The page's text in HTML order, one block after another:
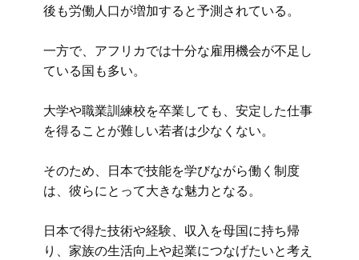
後も労働人口が増加すると予測されている。
一方で、アフリカでは十分な雇用機会が不足し
ている国も多い。
大学や職業訓練校を卒業しても、安定した仕事
を得ることが難しい若者は少なくない。
そのため、日本で技能を学びながら働く制度
は、彼らにとって大きな魅力となる。
日本で得た技術や経験、収入を母国に持ち帰
り、家族の生活向上や起業につなげたいと考え